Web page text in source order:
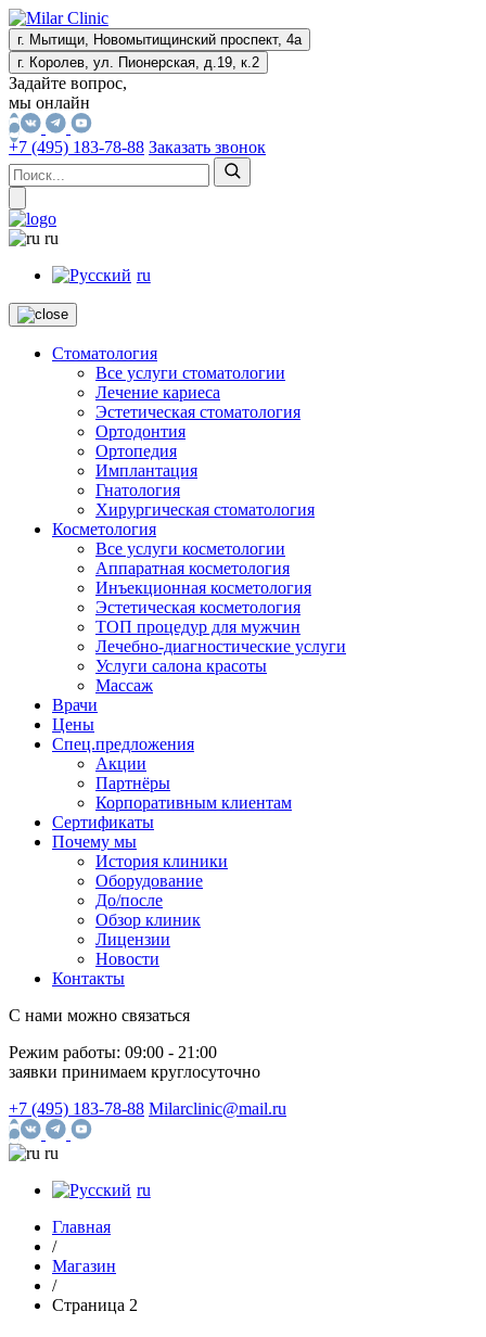
г. Мытищи, Новомытищинский проспект, 4а
г. Королев, ул. Пионерская, д.19, к.2
Задайте вопрос,
мы онлайн
+7 (495) 183-78-88 Заказать звонок
ru
ru
Стоматология
Все услуги стоматологии
Лечение кариеса
Эстетическая стоматология
Ортодонтия
Ортопедия
Имплантация
Гнатология
Хирургическая стоматология
Косметология
Все услуги косметологии
Аппаратная косметология
Инъекционная косметология
Эстетическая косметология
ТОП процедур для мужчин
Лечебно-диагностические услуги
Услуги салона красоты
Массаж
Врачи
Цены
Спец.предложения
Акции
Партнёры
Корпоративным клиентам
Сертификаты
Почему мы
История клиники
Оборудование
До/после
Обзор клиник
Лицензии
Новости
Контакты
С нами можно связаться
Режим работы: 09:00 - 21:00
заявки принимаем круглосуточно
+7 (495) 183-78-88 Milarclinic@mail.ru
ru
ru
Главная
/
Магазин
/
Страница 2